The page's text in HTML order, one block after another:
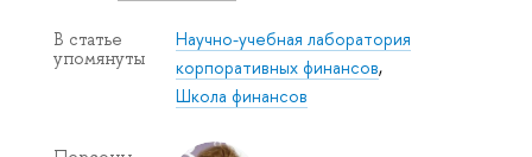
В статье
упомянуты
Научно-учебная лаборатория
корпоративных финансов,
Школа финансов